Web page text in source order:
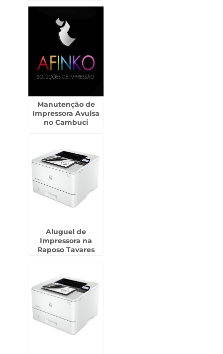
Manutenção de
Impressora Avulsa
no Cambuci
Aluguel de
Impressora na
Raposo Tavares